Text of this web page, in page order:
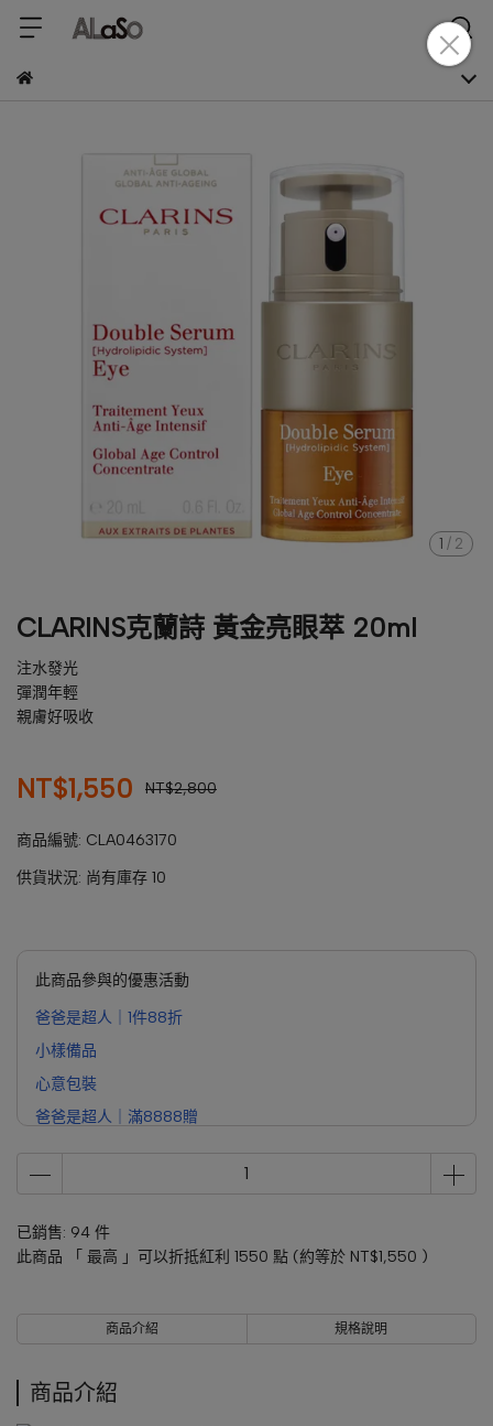
1 / 2
CLARINS克蘭詩 黃金亮眼萃 20ml
注水發光
彈潤年輕
親膚好吸收
NT$1,550 NT$2,800
商品編號: CLA0463170
供貨狀況: 尚有庫存 10
此商品參與的優惠活動
爸爸是超人｜1件88折
小樣備品
心意包裝
爸爸是超人｜滿8888贈
已銷售: 94 件
此商品 「 最高 」可以折抵紅利 1550 點 (約等於 NT$1,550 )
商品介紹 規格說明
商品介紹